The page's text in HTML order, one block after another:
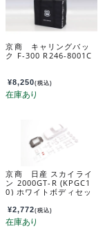
京商 キャリングバッ
ク F-300 R246-8001C
¥8,250(税込)
京商 日産 スカイライ
ン 2000GT-R (KPGC1
0) ホワイトボディセッ
MZN216
¥2,772(税込)